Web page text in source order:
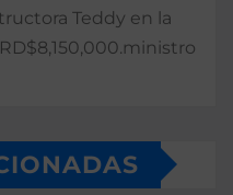
Teddy en la